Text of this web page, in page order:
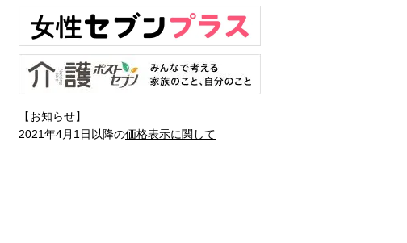
【お知らせ】
2021年4月1日以降の価格表示に関して